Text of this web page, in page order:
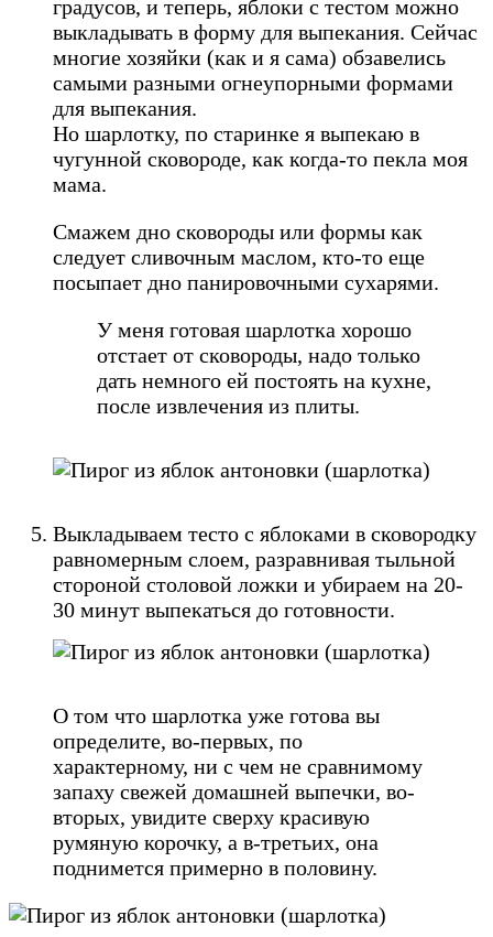
градусов, и теперь, яблоки с тестом можно
выкладывать в форму для выпекания. Сейчас
многие хозяйки (как и я сама) обзавелись
самыми разными огнеупорными формами
для выпекания.
Но шарлотку, по старинке я выпекаю в
чугунной сковороде, как когда-то пекла моя
мама.
Смажем дно сковороды или формы как
следует сливочным маслом, кто-то еще
посыпает дно панировочными сухарями.
У меня готовая шарлотка хорошо
отстает от сковороды, надо только
дать немного ей постоять на кухне,
после извлечения из плиты.
Выкладываем тесто с яблоками в сковородку
равномерным слоем, разравнивая тыльной
стороной столовой ложки и убираем на 20-
30 минут выпекаться до готовности.
О том что шарлотка уже готова вы
определите, во-первых, по
характерному, ни с чем не сравнимому
запаху свежей домашней выпечки, во-
вторых, увидите сверху красивую
румяную корочку, а в-третьих, она
поднимется примерно в половину.